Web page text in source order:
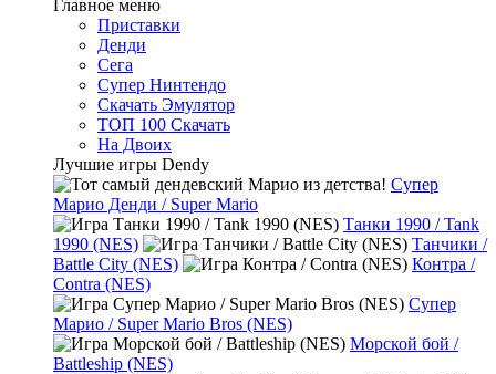
Главное меню
Приставки
Денди
Сега
Супер Нинтендо
Скачать Эмулятор
ТОП 100 Скачать
На Двоих
Лучшие игры Dendy
Супер
Марио Денди / Super Mario
Танки 1990 / Tank
1990 (NES)
Танчики /
Battle City (NES)
Контра /
Contra (NES)
Супер
Марио / Super Mario Bros (NES)
Морской бой /
Battleship (NES)